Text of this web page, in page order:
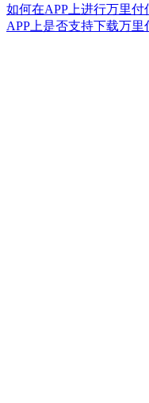
如何在APP上进行万里付
APP上是否支持下载万里